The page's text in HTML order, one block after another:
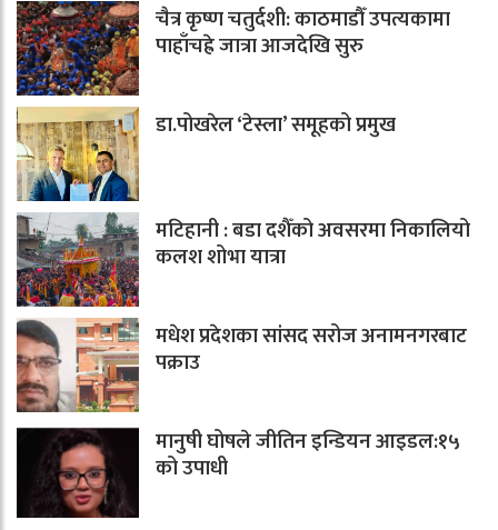
चैत्र कृष्ण चतुर्दशी: काठमाडौँ उपत्यकामा
पाहाँचह्रे जात्रा आजदेखि सुरु
डा.पोखरेल ‘टेस्ला’ समूहको प्रमुख
मटिहानी : बडा दशैँको अवसरमा निकालियो
कलश शोभा यात्रा
मधेश प्रदेशका सांसद सरोज अनामनगरबाट
पक्राउ
मानुषी घोषले जीतिन इन्डियन आइडल:१५
को उपाधी